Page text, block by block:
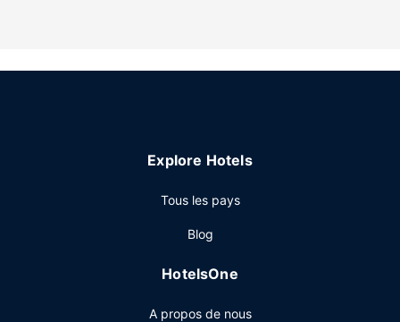
plus comme l'accès Wi-Fi à Internet.
Explore Hotels
Tous les pays
Blog
HotelsOne
A propos de nous